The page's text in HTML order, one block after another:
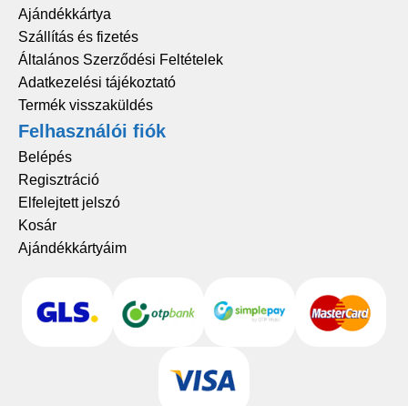
Ajándékkártya
Szállítás és fizetés
Általános Szerződési Feltételek
Adatkezelési tájékoztató
Termék visszaküldés
Felhasználói fiók
Belépés
Regisztráció
Elfelejtett jelszó
Kosár
Ajándékkártyáim